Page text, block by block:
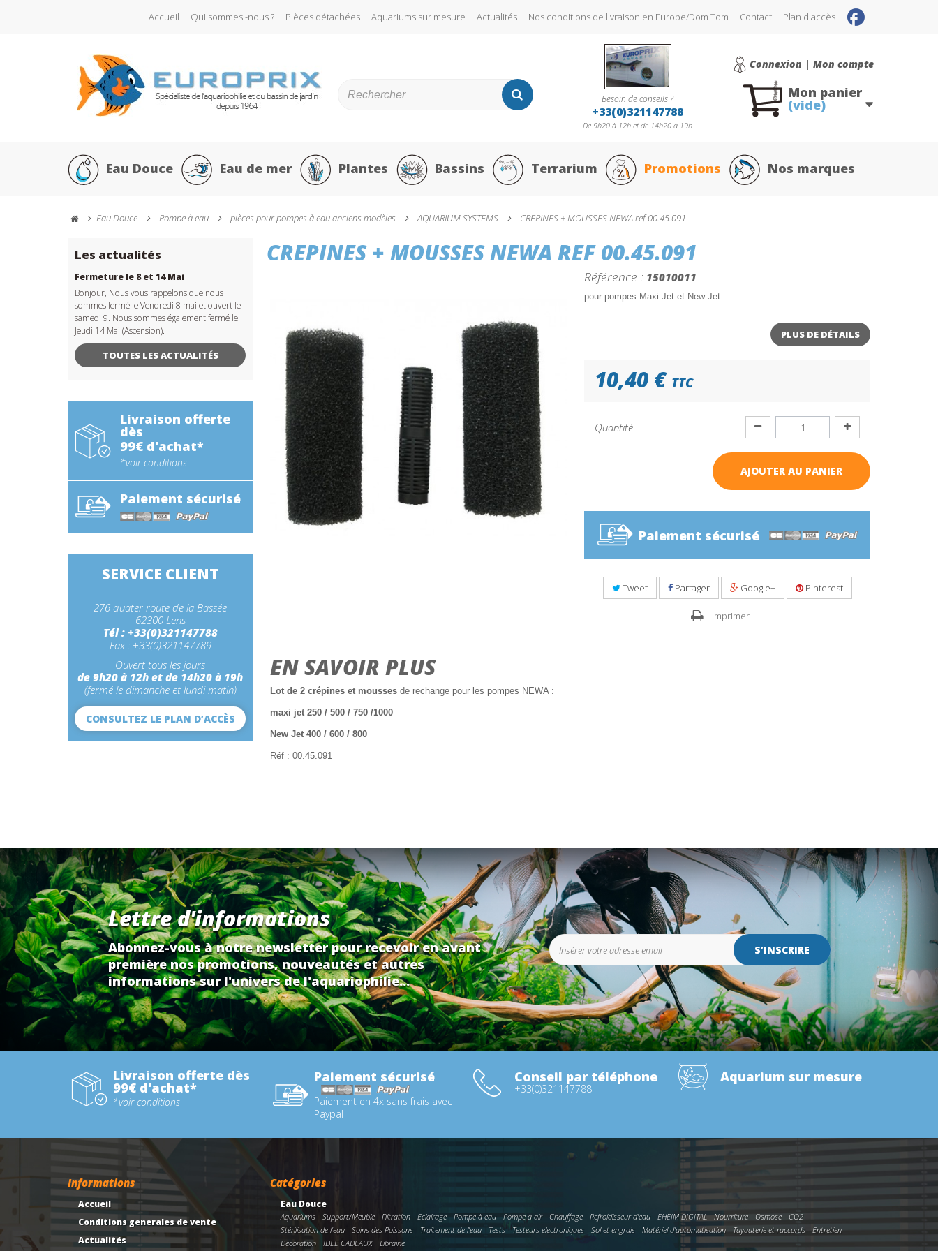
Accueil Qui sommes -nous ? Pièces détachées Aquariums sur mesure Actualités Nos conditions de livraison en Europe/Dom Tom Contact Plan d'accès
Connexion | Mon compte
Besoin de conseils ?
+33(0)321147788
De 9h20 à 12h et de 14h20 à 19h
Mon panier
(vide)
Eau Douce Eau de mer Plantes Bassins Terrarium Promotions Nos marques
Eau Douce Pompe à eau pièces pour pompes à eau anciens modèles AQUARIUM SYSTEMS CREPINES + MOUSSES NEWA ref 00.45.091
CREPINES + MOUSSES NEWA REF 00.45.091
Référence : 15010011
pour pompes Maxi Jet et New Jet
PLUS DE DÉTAILS
10,40 € TTC
Quantité
AJOUTER AU PANIER
Paiement sécurisé
Tweet Partager Google+ Pinterest
Imprimer
EN SAVOIR PLUS
Lot de 2 crépines et mousses de rechange pour les pompes NEWA :
maxi jet 250 / 500 / 750 /1000
New Jet 400 / 600 / 800
Réf : 00.45.091
Les actualités
Fermeture le 8 et 14 Mai
Bonjour, Nous vous rappelons que nous
sommes fermé le Vendredi 8 mai et ouvert le
samedi 9. Nous sommes également fermé le
Jeudi 14 Mai (Ascension).
TOUTES LES ACTUALITÉS
Livraison offerte
dès
99€ d'achat*
*voir conditions
Paiement sécurisé
SERVICE CLIENT
276 quater route de la Bassée
62300 Lens
Tél : +33(0)321147788
Fax : +33(0)321147789
Ouvert tous les jours
de 9h20 à 12h et de 14h20 à 19h
(fermé le dimanche et lundi matin)
CONSULTEZ LE PLAN D’ACCÈS
Lettre d'informations
Abonnez-vous à notre newsletter pour recevoir en avant
première nos promotions, nouveautés et autres
informations sur l'univers de l'aquariophilie...
S’INSCRIRE
Livraison offerte dès
99€ d'achat*
*voir conditions
Paiement sécurisé
Paiement en 4x sans frais avec
Paypal
Conseil par téléphone
+33(0)321147788
Aquarium sur mesure
Informations
Accueil
Conditions generales de vente
Actualités
Catégories
Eau Douce
Aquariums Support/Meuble Filtration Eclairage Pompe à eau Pompe à air Chauffage Refroidisseur d'eau EHEIM DIGITAL Nourriture Osmose
CO2
Stérilisation de l'eau
Soins des Poissons Traitement de l'eau Tests Testeurs electroniques Sol et engrais Matériel d'automatisation Tuyauterie et raccords
Entretien
Décoration
IDEE CADEAUX Librairie